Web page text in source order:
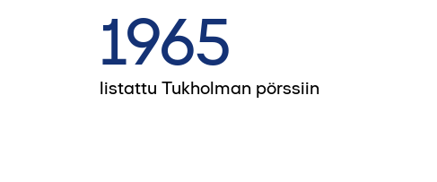
1965
listattu Tukholman pörssiin